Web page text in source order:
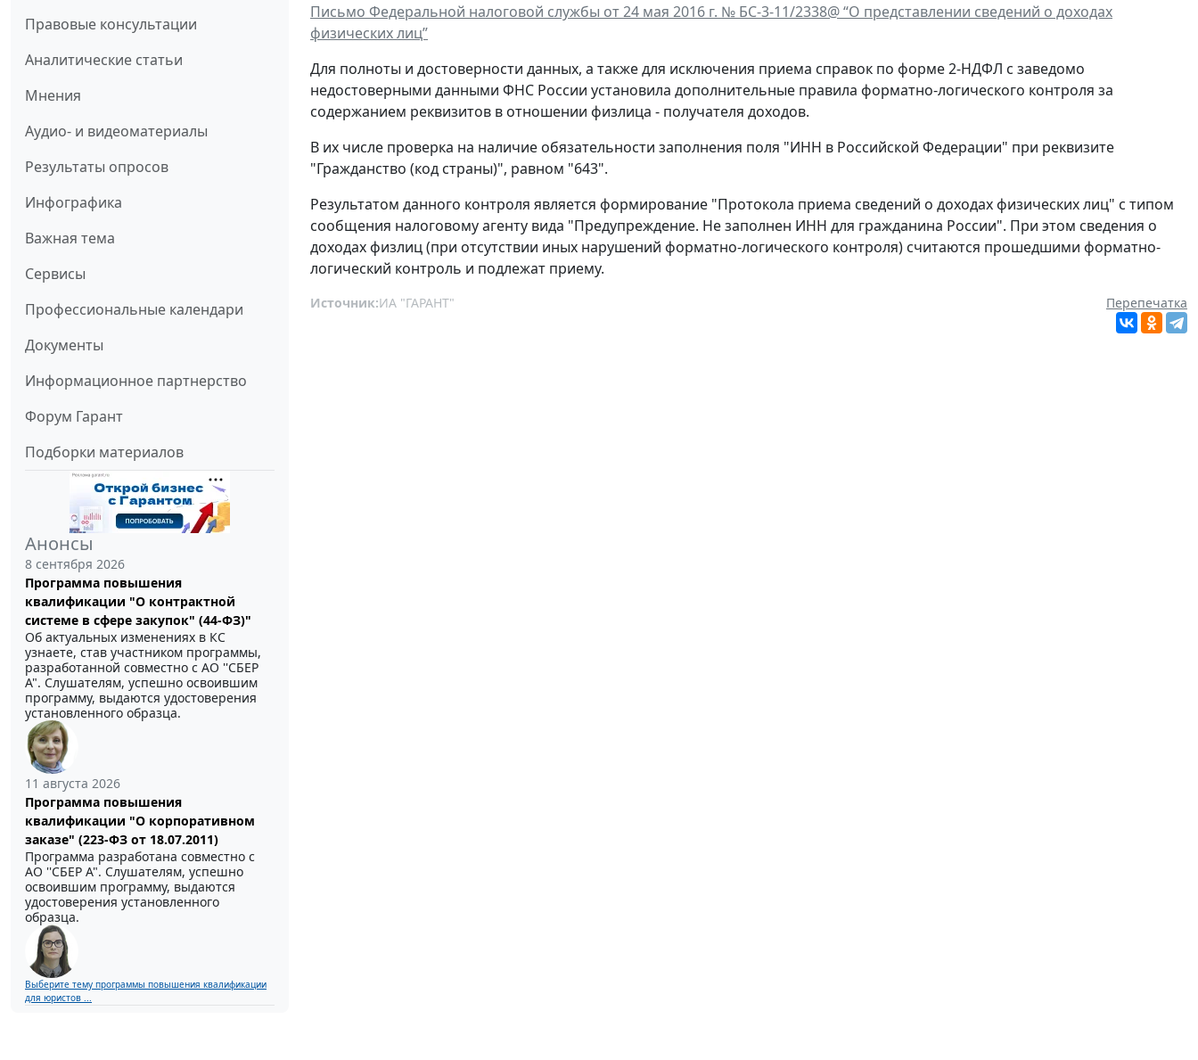
Правовые консультации
Аналитические статьи
Мнения
Аудио- и видеоматериалы
Результаты опросов
Инфографика
Важная тема
Сервисы
Профессиональные календари
Документы
Информационное партнерство
Форум Гарант
Подборки материалов
Анонсы
8 сентября 2026
Программа повышения
квалификации "О контрактной
системе в сфере закупок" (44-ФЗ)"
Об актуальных изменениях в КС
узнаете, став участником программы,
разработанной совместно с АО ''СБЕР
А". Слушателям, успешно освоившим
программу, выдаются удостоверения
установленного образца.
11 августа 2026
Программа повышения
квалификации "О корпоративном
заказе" (223-ФЗ от 18.07.2011)
Программа разработана совместно с
АО ''СБЕР А". Слушателям, успешно
освоившим программу, выдаются
удостоверения установленного
образца.
Выберите тему программы повышения квалификации
для юристов ...
Письмо Федеральной налоговой службы от 24 мая 2016 г. № БС-3-11/2338@ “О представлении сведений о доходах
физических лиц”
Для полноты и достоверности данных, а также для исключения приема справок по форме 2-НДФЛ с заведомо
недостоверными данными ФНС России установила дополнительные правила форматно-логического контроля за
содержанием реквизитов в отношении физлица - получателя доходов.
В их числе проверка на наличие обязательности заполнения поля "ИНН в Российской Федерации" при реквизите
"Гражданство (код страны)", равном "643".
Результатом данного контроля является формирование "Протокола приема сведений о доходах физических лиц" с типом
сообщения налоговому агенту вида "Предупреждение. Не заполнен ИНН для гражданина России". При этом сведения о
доходах физлиц (при отсутствии иных нарушений форматно-логического контроля) считаются прошедшими форматно-
логический контроль и подлежат приему.
Источник:ИА "ГАРАНТ" Перепечатка